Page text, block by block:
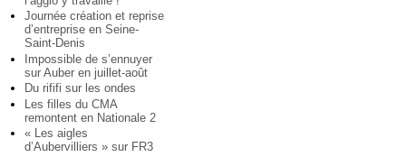
Journée création et reprise
d’entreprise en Seine-
Saint-Denis
Impossible de s’ennuyer
sur Auber en juillet-août
Du rififi sur les ondes
Les filles du CMA
remontent en Nationale 2
« Les aigles
d’Aubervilliers » sur FR3